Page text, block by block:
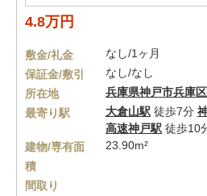
4.8万円
敷金/礼金
なし/1ヶ月
保証金/敷引
なし/なし
所在地
兵庫県神戸市兵庫区
最寄り駅
大倉山駅 徒歩7分
高速神戸駅 徒歩10
建物/専有面
積
23.90m²
間取り